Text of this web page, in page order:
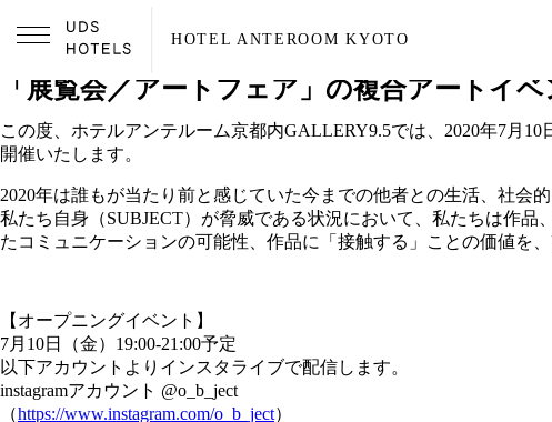
HOTEL ANTEROOM KYOTO
2020.07.10
「展覧会／アートフェア」の複合アートイベ
この度、ホテルアンテルーム京都内GALLERY9.5では、2020年7月
開催いたします。
2020年は誰もが当たり前と感じていた今までの他者との生活、社会
私たち自身（SUBJECT）が脅威である状況において、私たちは作
たコミュニケーションの可能性、作品に「接触する」ことの価値を
【オープニングイベント】
7月10日（金）19:00-21:00予定
以下アカウントよりインスタライブで配信します。
instagramアカウント @o_b_ject
（https://www.instagram.com/o_b_ject）